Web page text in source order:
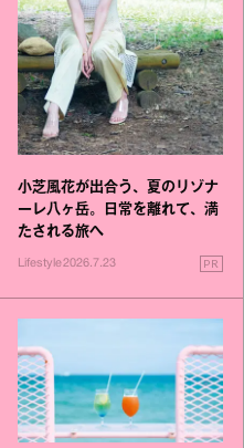
小芝風花が出合う、夏のリゾナ
ーレ八ヶ岳。日常を離れて、満
たされる旅へ
Lifestyle2026.7.23 PR